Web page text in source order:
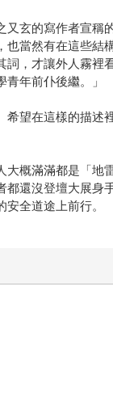
玄的寫作者宣
當然有在這些
詞，才讓外人霧
年前仆後繼。」
望在這樣的描
概滿滿都是「
還沒登壇大展
全道途上前行。